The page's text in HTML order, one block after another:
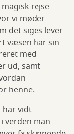
rejse
vi møder
det siges lever
væsen har sin
med
ud, samt
henne.
har vidt
verden man